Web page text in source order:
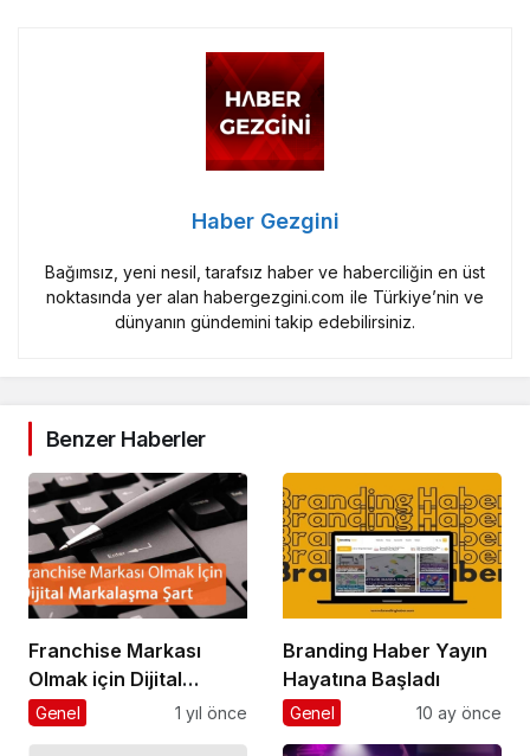
Haber Gezgini
Bağımsız, yeni nesil, tarafsız haber ve haberciliğin en üst
noktasında yer alan habergezgini.com ile Türkiye’nin ve
dünyanın gündemini takip edebilirsiniz.
Benzer Haberler
Franchise Markası
Olmak için Dijital
Markalaşma Şart
Genel 1 yıl önce
Branding Haber Yayın
Hayatına Başladı
Genel 10 ay önce